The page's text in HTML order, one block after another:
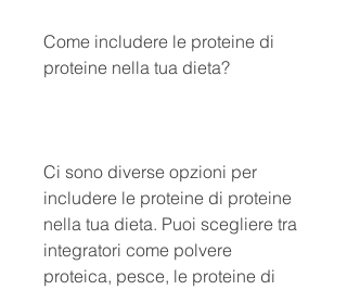
Come includere le proteine di
proteine nella tua dieta?
Ci sono diverse opzioni per
includere le proteine ​​di proteine
nella tua dieta. Puoi scegliere tra
integratori come polvere
proteica, pesce, le proteine ​​di